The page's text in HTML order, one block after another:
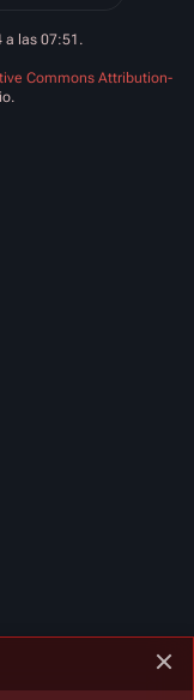
a las 07:51.
Commons Attribution-